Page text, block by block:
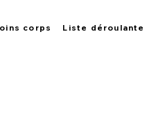
corps Liste déroulante